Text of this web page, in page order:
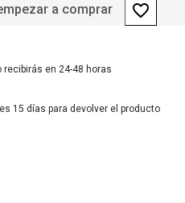
a comprar favorite_border
recibirás en 24-48 horas
15 días para devolver el producto